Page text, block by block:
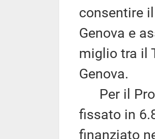
consentire
Genova e
miglio tra il
Genova.
Per il
fissato in
finanziato